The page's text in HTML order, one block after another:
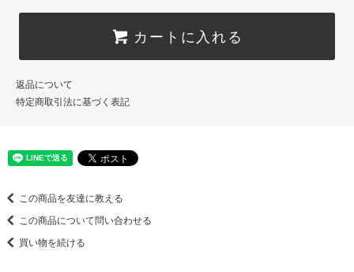
カートに入れる
返品について
特定商取引法に基づく表記
この商品を友達に教える
この商品について問い合わせる
買い物を続ける